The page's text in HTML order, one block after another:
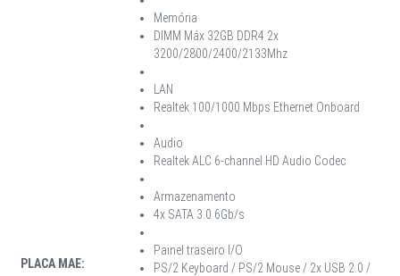
PLACA MAE:
Memória
DIMM Máx 32GB DDR4 2x
3200/2800/2400/2133Mhz
LAN
Realtek 100/1000 Mbps Ethernet Onboard
Audio
Realtek ALC 6-channel HD Audio Codec
Armazenamento
4x SATA 3.0 6Gb/s
Painel traseiro I/O
PS/2 Keyboard / PS/2 Mouse / 2x USB 2.0 /